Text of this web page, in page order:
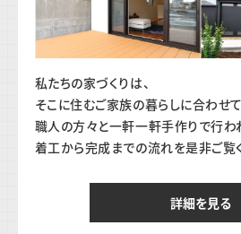
私たちの家づくりは、
そこに住むご家族の暮らしに合わせて
職人の方々と一軒一軒手作りで行わ
着工から完成までの流れを是非ご覧
詳細を見る